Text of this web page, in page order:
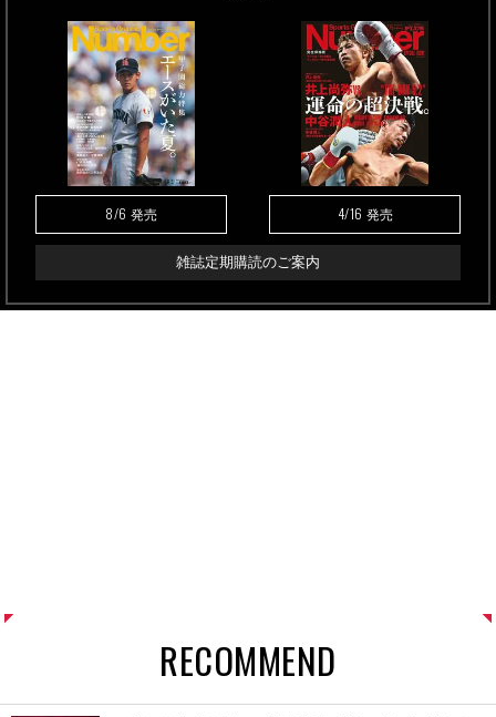
8/6 発売 4/16 発売
雑誌定期購読のご案内
RECOMMEND